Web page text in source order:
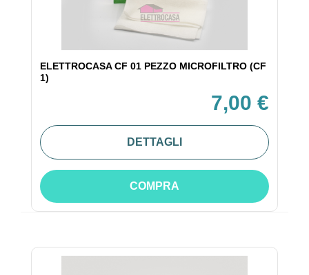
ELETTROCASA CF 01 PEZZO MICROFILTRO (CF
1)
7,00 €
DETTAGLI
COMPRA